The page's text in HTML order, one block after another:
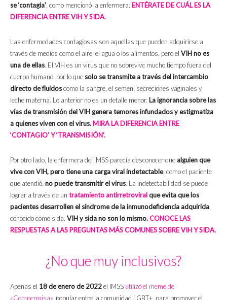
se ‘contagia’ , como mencionó la enfermera. ENTÉRATE DE CUÁL ES LA
DIFERENCIA ENTRE VIH Y SIDA.
Las enfermedades contagiosas son aquellas que pueden adquirirse a
través de medios como el aire, el agua o los alimentos, pero el VIH no es
una de ellas. El VIH es un virus que no sobrevive mucho tiempo fuera del
cuerpo humano, por lo que solo se transmite a través del intercambio
directo de fluidoscomo la sangre, el semen, secreciones vaginales y
leche materna. Lo anterior no es un detalle menor. La ignorancia sobre las
vías de transmisión del VIH genera temores infundados y estigmatiza
a quienes viven con el virus. MIRA LA DIFERENCIA ENTRE
‘CONTAGIO’ Y ‘TRANSMISIÓN’.
Por otro lado, la enfermera del IMSS parecía desconocer que alguien que
vive con VIH, pero tiene una carga viral indetectable, como el paciente
que atendió, no puede transmitir el virus. La indetectabilidad se puede
lograr a través de un tratamiento antirretroviralque evita que los
pacientes desarrollen el síndrome de la inmunodeficiencia adquirida
conocido como sida. VIH y sida no son lo mismo.CONOCE LAS
RESPUESTAS A LAS PREGUNTAS MÁS COMUNES SOBRE VIH Y SIDA.
¿No que muy inclusivos?
Apenas el 18 de enero de 2022el IMSS utilizó el meme de
«Compermisa» , popular entre la comunidad LGBT+, para promover el